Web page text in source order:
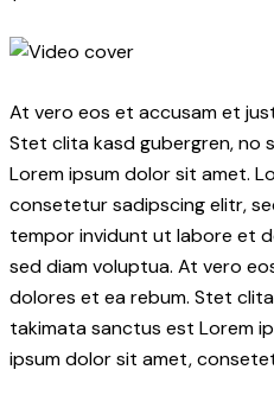
At vero eos et accusam et
Stet clita kasd gubergren, no
Lorem ipsum dolor sit amet.
consetetur sadipscing elitr,
tempor invidunt ut labore et
sed diam voluptua. At vero
dolores et ea rebum. Stet
takimata sanctus est Lorem
ipsum dolor sit amet,